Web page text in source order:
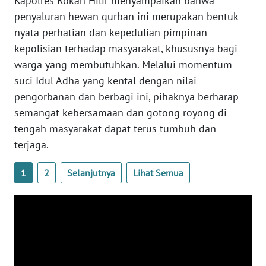
penyaluran hewan qurban ini merupakan bentuk
nyata perhatian dan kepedulian pimpinan
kepolisian terhadap masyarakat, khususnya bagi
warga yang membutuhkan. Melalui momentum
suci Idul Adha yang kental dengan nilai
pengorbanan dan berbagi ini, pihaknya berharap
semangat kebersamaan dan gotong royong di
tengah masyarakat dapat terus tumbuh dan
terjaga.
1 2 Selanjutnya Lihat Semua
WN
KALBAR
WN
KALTENG
WN
KALTARA
WN
KALSEL
WN
KALTIM